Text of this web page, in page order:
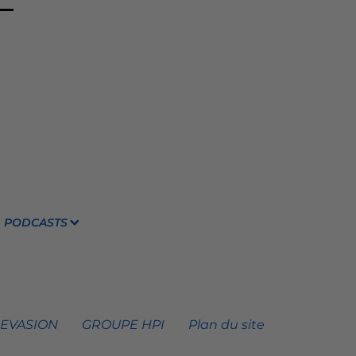
PODCASTS
GROUPE HPI Plan du site